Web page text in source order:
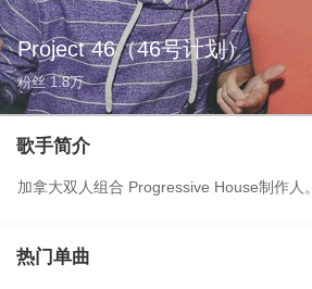
Project 46（46号计划）
粉丝 1.8万
歌手简介
加拿大双人组合 Progressive House制作人。
热门单曲